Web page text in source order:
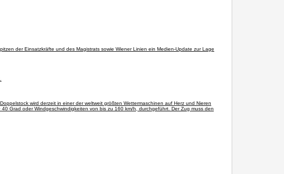
der Einsatzkräfte und des Magistrats sowie Wiener Linien ein Medien-Update zur Lage
wird derzeit in einer der weltweit größten Wettermaschinen auf Herz und Nieren
Grad oder Windgeschwindigkeiten von bis zu 160 km/h, durchgeführt. Der Zug muss den